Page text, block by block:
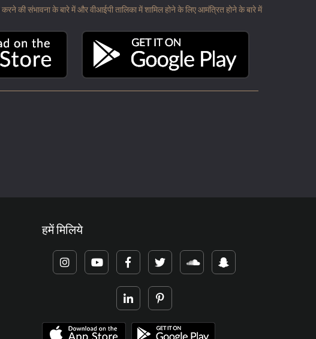
की संभावना के बारे में और वीआईपी तालिका में शामिल होने के लिए आमंत्रित होने के बारे में
हमें मिलिये